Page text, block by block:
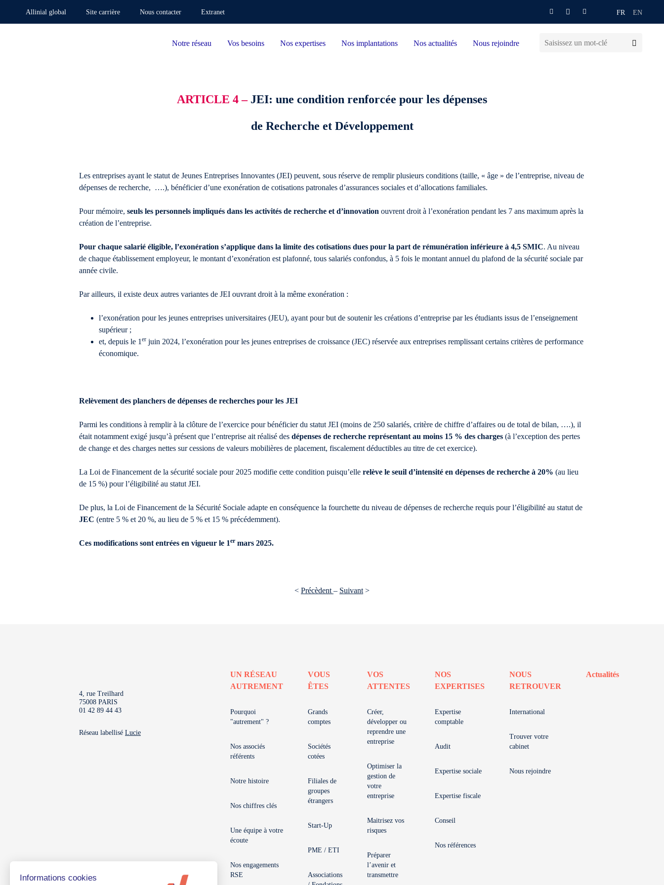
Allinial global Site carrière Nous contacter Extranet FR EN
Notre réseau Vos besoins Nos expertises Nos implantations Nos actualités Nous rejoindre
ARTICLE 4 –JEI: une condition renforcée pour les dépenses
de Recherche et Développement
Les entreprises ayant le statut de Jeunes Entreprises Innovantes (JEI) peuvent, sous réserve de remplir plusieurs conditions (taille, « âge » de l’entreprise, niveau de
dépenses de recherche, ….), bénéficier d’une exonération de cotisations patronales d’assurances sociales et d’allocations familiales.
Pour mémoire, seuls les personnels impliqués dans les activités de recherche et d’innovation ouvrent droit à l’exonération pendant les 7 ans maximum après la
création de l’entreprise.
Pour chaque salarié éligible, l’exonération s’applique dans la limite des cotisations dues pour la part de rémunération inférieure à 4,5 SMIC. Au niveau
de chaque établissement employeur, le montant d’exonération est plafonné, tous salariés confondus, à 5 fois le montant annuel du plafond de la sécurité sociale par
année civile.
Par ailleurs, il existe deux autres variantes de JEI ouvrant droit à la même exonération :
l’exonération pour les jeunes entreprises universitaires (JEU), ayant pour but de soutenir les créations d’entreprise par les étudiants issus de l’enseignement
supérieur ;
et, depuis le 1 er juin 2024, l’exonération pour les jeunes entreprises de croissance (JEC) réservée aux entreprises remplissant certains critères de performance
économique.
Relèvement des planchers de dépenses de recherches pour les JEI
Parmi les conditions à remplir à la clôture de l’exercice pour bénéficier du statut JEI (moins de 250 salariés, critère de chiffre d’affaires ou de total de bilan, ….), il
était notamment exigé jusqu’à présent que l’entreprise ait réalisé des dépenses de recherche représentant au moins 15 % des charges (à l’exception des pertes
de change et des charges nettes sur cessions de valeurs mobilières de placement, fiscalement déductibles au titre de cet exercice).
La Loi de Financement de la sécurité sociale pour 2025 modifie cette condition puisqu’elle relève le seuil d’intensité en dépenses de recherche à 20% (au lieu
de 15 %) pour l’éligibilité au statut JEI.
De plus, la Loi de Financement de la Sécurité Sociale adapte en conséquence la fourchette du niveau de dépenses de recherche requis pour l’éligibilité au statut de
JEC (entre 5 % et 20 %, au lieu de 5 % et 15 % précédemment).
Ces modifications sont entrées en vigueur le 1er mars 2025.
< Précèdent – Suivant >
4, rue Treilhard
75008 PARIS
01 42 89 44 43
Réseau labellisé Lucie
UN RÉSEAU
AUTREMENT
Pourquoi
"autrement" ?
Nos associés
référents
Notre histoire
Nos chiffres clés
Une équipe à votre
écoute
Nos engagements
RSE
VOUS
ÊTES
Grands
comptes
Sociétés
cotées
Filiales de
groupes
étrangers
Start-Up
PME / ETI
Associations
VOS
ATTENTES
Créer,
développer ou
reprendre une
entreprise
Optimiser la
gestion de
votre
entreprise
Maitrisez vos
risques
Préparer
l’avenir et
transmettre
NOS
EXPERTISES
Expertise
comptable
Audit
Expertise sociale
Expertise fiscale
Conseil
Nos références
NOUS
RETROUVER
International
Trouver votre
cabinet
Nous rejoindre
Actualités